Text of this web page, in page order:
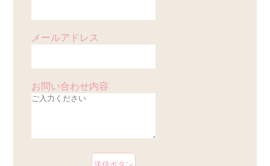
メールアドレス
お問い合わせ内容